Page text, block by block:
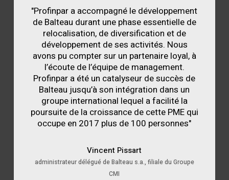
"Profinpar a accompagné le développement
de Balteau durant une phase essentielle de
relocalisation, de diversification et de
développement de ses activités. Nous
avons pu compter sur un partenaire loyal, à
l’écoute de l’équipe de management.
Profinpar a été un catalyseur de succès de
Balteau jusqu’à son intégration dans un
groupe international lequel a facilité la
poursuite de la croissance de cette PME qui
occupe en 2017 plus de 100 personnes"
Vincent Pissart
administrateur délégué de Balteau s.a., filiale du Groupe
CMI